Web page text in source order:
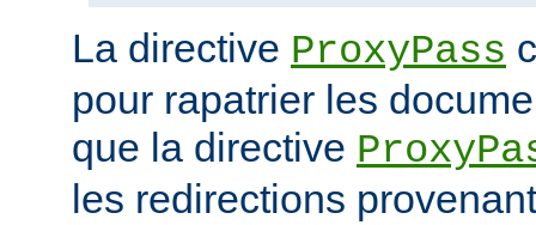
La directive ProxyPass
pour rapatrier les
que la directive
les redirections